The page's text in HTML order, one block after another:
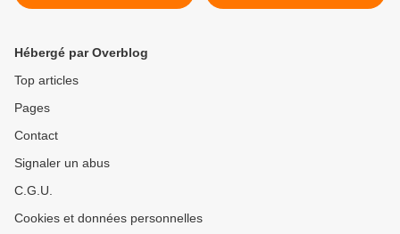
des Amériques
QUI S’ÉLOIGNENT >
Hébergé par Overblog
Top articles
Pages
Contact
Signaler un abus
C.G.U.
Cookies et données personnelles